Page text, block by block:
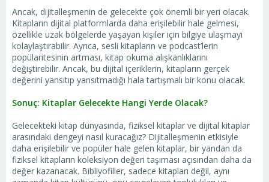
Ancak, dijitalleşmenin de gelecekte çok önemli bir yeri olacak.
Kitapların dijital platformlarda daha erişilebilir hale gelmesi,
özellikle uzak bölgelerde yaşayan kişiler için bilgiye ulaşmayı
kolaylaştırabilir. Ayrıca, sesli kitapların ve podcast’lerin
popülaritesinin artması, kitap okuma alışkanlıklarını
değiştirebilir. Ancak, bu dijital içeriklerin, kitapların gerçek
değerini yansıtıp yansıtmadığı hala tartışmalı bir konu olacak.
Sonuç: Kitaplar Gelecekte Hangi Yerde Olacak?
Gelecekteki kitap dünyasında, fiziksel kitaplar ve dijital kitaplar
arasındaki dengeyi nasıl kuracağız? Dijitalleşmenin etkisiyle
daha erişilebilir ve popüler hale gelen kitaplar, bir yandan da
fiziksel kitapların koleksiyon değeri taşıması açısından daha da
değer kazanacak. Bibliyofiller, sadece kitapları değil, aynı